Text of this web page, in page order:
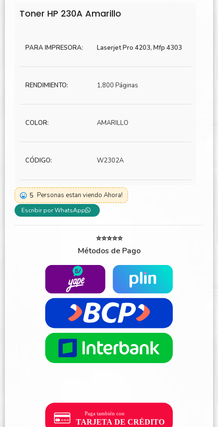
S/540.48.
Toner HP 230A Amarillo
PARA IMPRESORA: Laserjet Pro 4203, Mfp 4303
RENDIMIENTO: 1,800 Páginas
COLOR: AMARILLO
CÓDIGO: W2302A
5 Personas estan viendo Ahora!
Escribir por WhatsApp
⭐⭐⭐⭐⭐
Métodos de Pago